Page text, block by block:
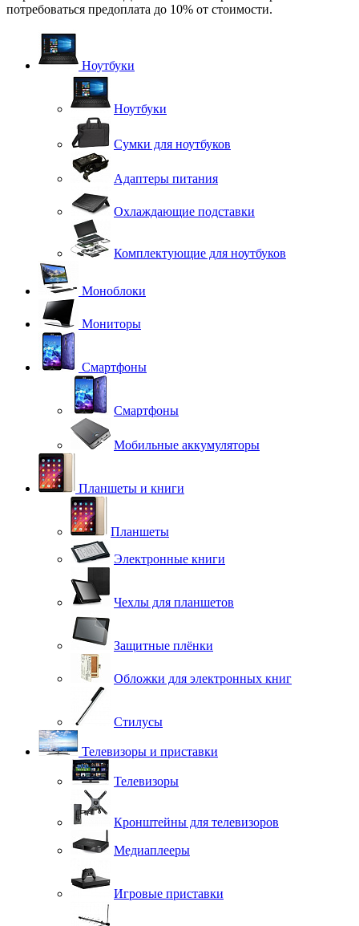
потребоваться предоплата до 10% от стоимости.
Ноутбуки
Ноутбуки
Сумки для ноутбуков
Адаптеры питания
Охлаждающие подставки
Комплектующие для ноутбуков
Моноблоки
Мониторы
Смартфоны
Смартфоны
Мобильные аккумуляторы
Планшеты и книги
Планшеты
Электронные книги
Чехлы для планшетов
Защитные плёнки
Обложки для электронных книг
Стилусы
Телевизоры и приставки
Телевизоры
Кронштейны для телевизоров
Медиаплееры
Игровые приставки